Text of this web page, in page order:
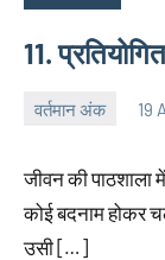
11.
वर्तमान अंक 19
जीवन की
कोई बदनाम होकर
उसी […]